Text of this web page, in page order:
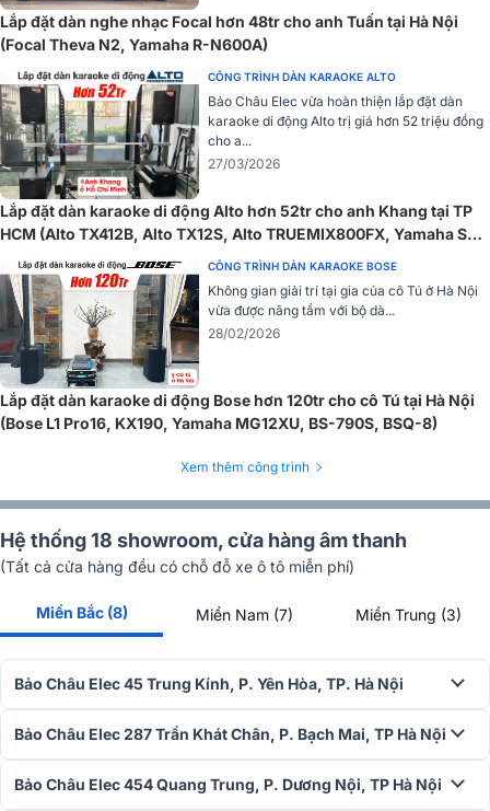
động, ấn tượng nâng tầm trải nghiệm người dùng.
Xử lý DSP siêu chính xác với bộ lọc pha FIR
Loa toàn dải Yamaha DHR12M trang bị công nghệ điều chỉnh FIR-
X™ độc quyền của Yamaha, sử dụng các bộ lọc pha FIR* tuyến tính
cho hệ thống mạng phân tần không chỉ tối ưu hóa phản hồi tần số
và pha mà còn đồng thời điều chỉnh sự căn chỉnh thời gian giữa các
bộ chuyển đổi trong củ loa HF và LF.
Đây là kỹ thuật tạo ra sự phản hồi mượt mà xung quanh điểm phân
phân tần điển hình. Tín hiệu ra loa đều được xử lý chính xác bởi bộ
xử lý hiệu suất cao tăng cường độ nét cho toàn hệ thống. Kết hợp
tỷ lệ S/N và dải tần âm thanh vượt trội.
Để tạo độ nhất quán giữa các âm lượng đầu ra, nhà sản xuất đã sử
âm thanh mạnh mẽ và nhất quán trên tất cả các mức đầu ra.
Thông qua việc liên tục theo dõi đầu ra của nhiều dải tần số và tính
toán các điều chỉnh EQ tối ưu cho từng dải, kể cả âm thanh tối đa ở
đầu ra duy trì độ rõ và nhạc tính vượt trội. Với Yamaha DHR12M, D-
CONTOUR cho phép điều chỉnh âm thanh chi tiết hơn ở chế độ
MONITOR khi tối ưu hóa hoàn toàn cho ứng dụng loa monitor đặt
Lắp đặt dàn nghe nhạc Focal hơn 48tr cho anh Tuấn tại Hà Nội
(Focal Theva N2, Yamaha R-N600A)
CÔNG TRÌNH DÀN KARAOKE ALTO
Bảo Châu Elec vừa hoàn thiện lắp đặt dàn
karaoke di động Alto trị giá hơn 52 triệu đồng
cho a...
27/03/2026
Lắp đặt dàn karaoke di động Alto hơn 52tr cho anh Khang tại TP
HCM (Alto TX412B, Alto TX12S, Alto TRUEMIX800FX, Yamaha SR-
X50A...)
CÔNG TRÌNH DÀN KARAOKE BOSE
Không gian giải trí tại gia của cô Tú ở Hà Nội
vừa được nâng tầm với bộ dà...
28/02/2026
Lắp đặt dàn karaoke di động Bose hơn 120tr cho cô Tú tại Hà Nội
(Bose L1 Pro16, KX190, Yamaha MG12XU, BS-790S, BSQ-8)
Xem thêm công trình
Hệ thống 18 showroom, cửa hàng âm thanh
(Tất cả cửa hàng đều có chỗ đỗ xe ô tô miễn phí)
Miền Bắc (8) Miền Nam (7) Miền Trung (3)
Bảo Châu Elec 45 Trung Kính, P. Yên Hòa, TP. Hà Nội
Bảo Châu Elec 287 Trần Khát Chân, P. Bạch Mai, TP Hà Nội
Bảo Châu Elec 454 Quang Trung, P. Dương Nội, TP Hà Nội